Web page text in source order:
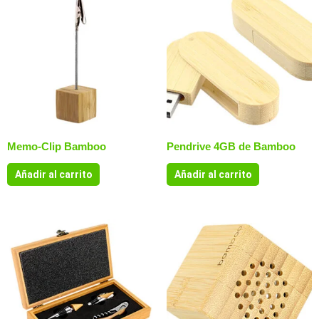
Memo-Clip Bamboo
Añadir al carrito
Pendrive 4GB de Bamboo
Añadir al carrito